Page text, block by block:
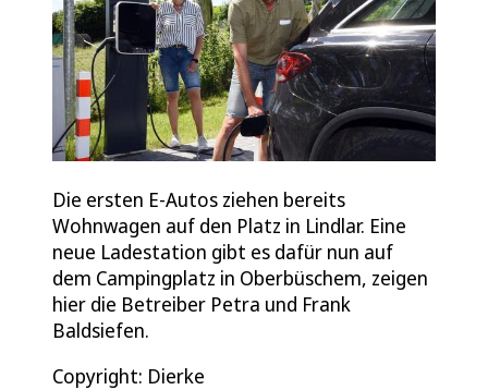
Die ersten E-Autos ziehen bereits
Wohnwagen auf den Platz in Lindlar. Eine
neue Ladestation gibt es dafür nun auf
dem Campingplatz in Oberbüschem, zeigen
hier die Betreiber Petra und Frank
Baldsiefen.
Copyright: Dierke